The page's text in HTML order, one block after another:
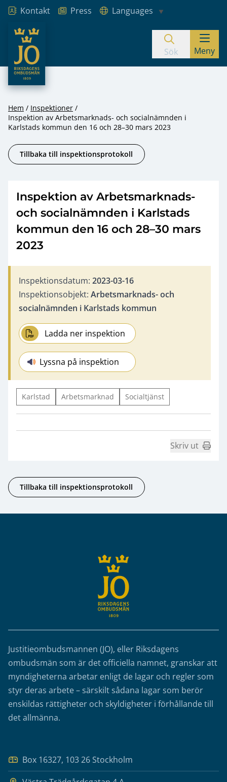
Hoppa till innehåll
Kontakt Press
Languages
JO – Riksdagens Ombudsmän
Sök Meny
Hem
Inspektioner
Inspektion av Arbetsmarknads- och socialnämnden i
Karlstads kommun den 16 och 28–30 mars 2023
Tillbaka till inspektionsprotokoll
Inspektion av Arbetsmarknads-
och socialnämnden i Karlstads
kommun den 16 och 28–30 mars
2023
Inspektionsdatum: 2023-03-16
Inspektionsobjekt: Arbetsmarknads- och
socialnämnden i Karlstads kommun
Ladda ner inspektion
Lyssna på inspektion
Karlstad Arbetsmarknad Socialtjänst
Skriv ut
Tillbaka till inspektionsprotokoll
Justitieombudsmannen (JO), eller Riksdagens
ombudsmän som är det officiella namnet, granskar att
myndigheterna arbetar enligt de lagar och regler som
styr deras arbete – särskilt sådana lagar som berör
enskildas rättigheter och skyldigheter i förhållande till
det allmänna.
Box 16327, 103 26 Stockholm